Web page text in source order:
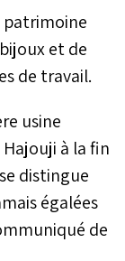
patrimoine
et de
de travail.
usine
à la fin
distingue
égalées
de